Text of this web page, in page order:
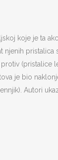
koje je ta
pristalica
(pristalice
je bio
Autori